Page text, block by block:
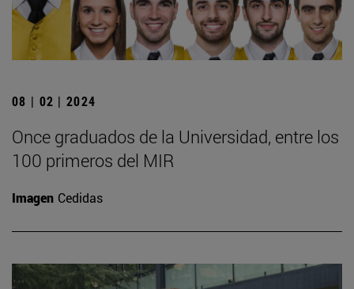
08 | 02 | 2024
Once graduados de la Universidad, entre los
100 primeros del MIR
Imagen Cedidas